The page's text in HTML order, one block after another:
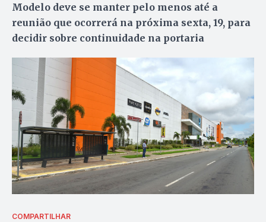
Modelo deve se manter pelo menos até a
reunião que ocorrerá na próxima sexta, 19, para
decidir sobre continuidade na portaria
COMPARTILHAR